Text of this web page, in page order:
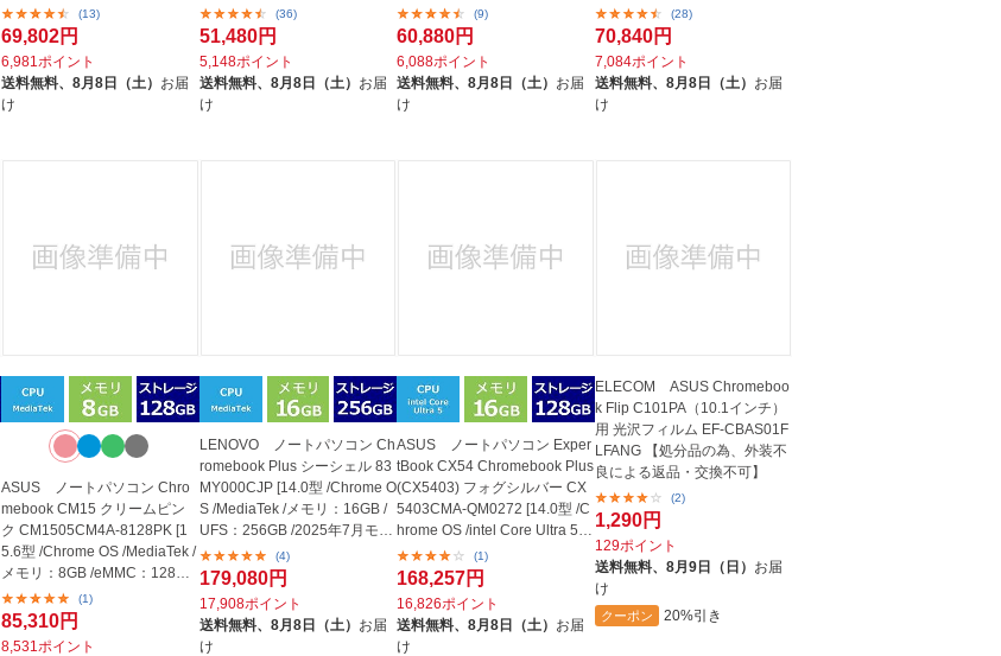
GB /2023...
(13)
69,802円
6,981ポイント
送料無料、8月8日（土） お届
け
128GB /202...(36)
51,480円
5,148ポイント
送料無料、 8月8日（土） お届
け
B /2025年...
(9)
60,880円
6,088ポイント
送料無料、8月8日（土） お届
け
24年10月モデル]
(28)
70,840円
7,084ポイント
送料無料、 8月8日（土） お届
け
ASUS ノートパソコン Chro
mebook CM15 クリームピン
ク CM1505CM4A-8128PK [1
5.6型 /Chrome OS /MediaTek /
メモリ：8GB /eMMC：128GB
/2026年6月モ...
(1)
85,310円
8,531ポイント
LENOVO ノートパソコン Ch
romebook Plus シーシェル 83
MY000CJP [14.0型 /Chrome O
S /MediaTek /メモリ：16GB /
UFS：256GB /2025年7月モデ
ル]
(4)
179,080円
17,908ポイント
送料無料、 8月8日（土） お届
け
ASUS ノートパソコン Exper
tBook CX54 Chromebook Plus
(CX5403) フォグシルバー CX
5403CMA-QM0272 [14.0型 /C
hrome OS /intel Core Ultra 5 /
メモ...
(1)
168,257円
16,826ポイント
送料無料、8月8日（土） お届
け
ELECOM ASUS Chromeboo
k Flip C101PA（10.1インチ）
用 光沢フィルム EF-CBAS01F
LFANG 【処分品の為、外装不
良による返品・交換不可】
(2)
1,290円
129ポイント
送料無料、 8月9日（日） お届
け
クーポン 20%引き